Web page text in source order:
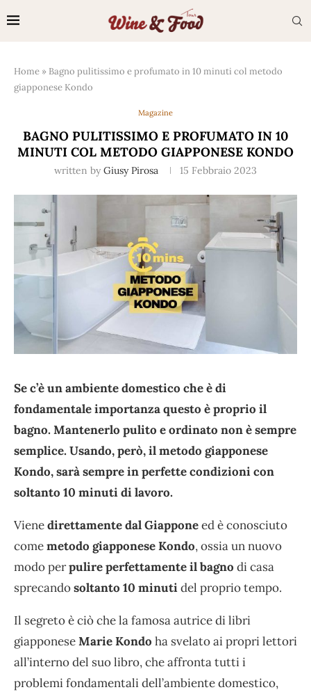
Home » Bagno pulitissimo e profumato in 10 minuti col metodo
giapponese Kondo
Magazine
BAGNO PULITISSIMO E PROFUMATO IN 10
MINUTI COL METODO GIAPPONESE KONDO
written by Giusy Pirosa 15 Febbraio 2023
Se c’è un ambiente domestico che è di
fondamentale importanza questo è proprio il
bagno. Mantenerlo pulito e ordinato non è sempre
semplice. Usando, però, il metodo giapponese
Kondo, sarà sempre in perfette condizioni con
soltanto 10 minuti di lavoro.
Vienedirettamente dal Giapponeed è conosciuto
comemetodo giapponese Kondo, ossia un nuovo
modo perpulire perfettamente il bagno di casa
sprecandosoltanto 10 minutidel proprio tempo.
Il segreto è ciò che la famosa autrice di libri
giapponeseMarie Kondo ha svelato ai propri lettori
all’interno del suo libro, che affronta tutti i
problemi fondamentali dell’ambiente domestico,